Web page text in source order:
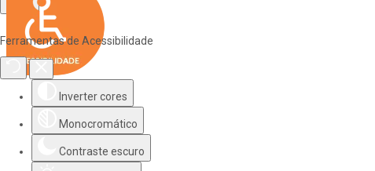
Ferramentas de Acessibilidade
Inverter cores
Monocromático
Contraste escuro